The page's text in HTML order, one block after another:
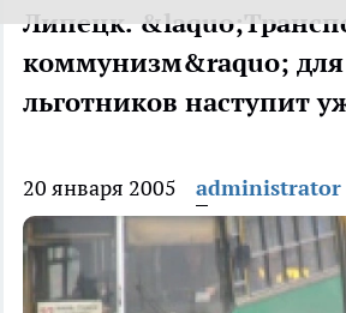
Липецк.
коммунизм&raquo;
льготников наступит
20 января 2005 administrator